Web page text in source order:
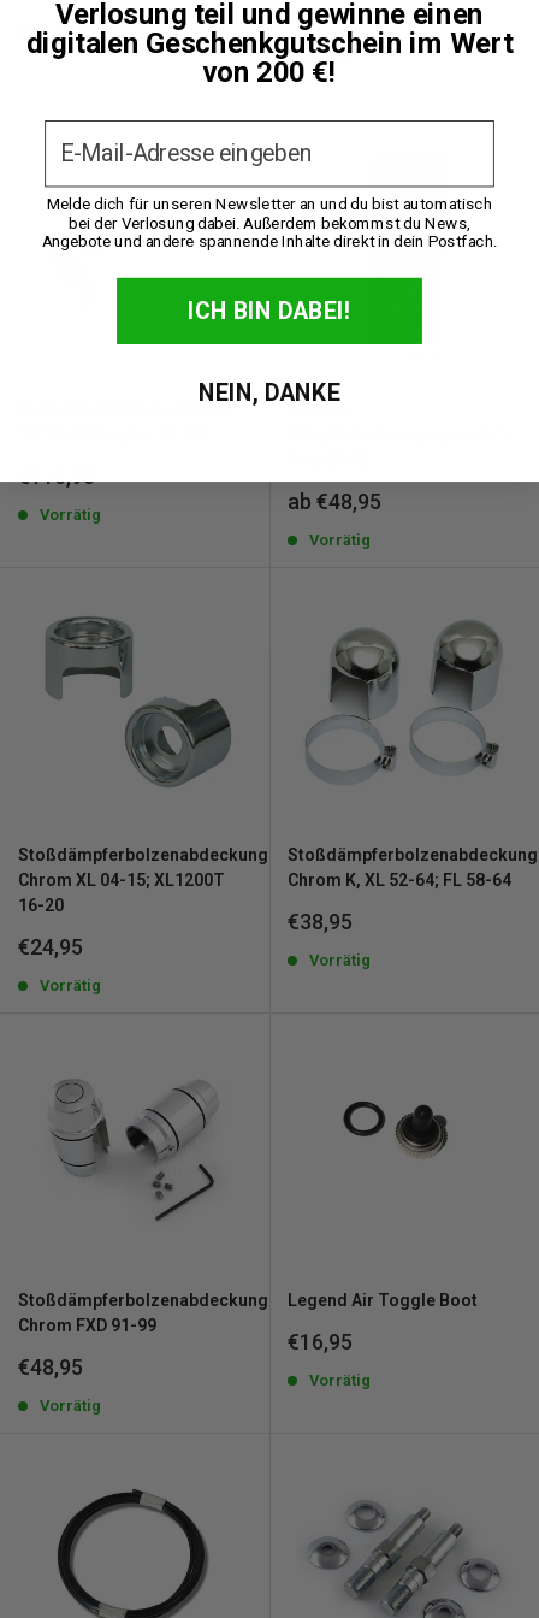
Sonderpreis
€311,95
13,5" Stoßdämpfer FL
Sonderpreis
€85,95
€110,95
Vorrätig
Sonderpreis
ab €48,95
Vorrätig
Stoßdämpferbolzenabdeckungssatz
Chrom XL 04-15; XL1200T
16-20
Sonderpreis
€24,95
Vorrätig
Chrom K, XL 52-64; FL 58-64
Sonderpreis
€38,95
Vorrätig
Stoßdämpferbolzenabdeckungssatz
Chrom FXD 91-99
Sonderpreis
€48,95
Vorrätig
Legend Air Toggle Boot
Sonderpreis
€16,95
Vorrätig
Verlosung teil und gewinne einen
digitalen Geschenkgutschein im Wert
von 200 €!
Melde dich für unseren Newsletter an und du bist automatisch
bei der Verlosung dabei. Außerdem bekommst du News,
Angebote und andere spannende Inhalte direkt in dein Postfach.
ICH BIN DABEI!
NEIN, DANKE